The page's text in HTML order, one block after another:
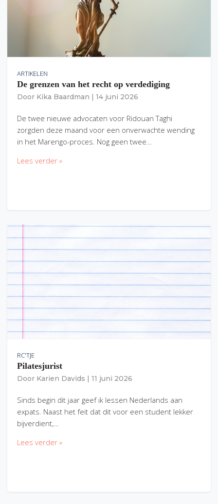
ARTIKELEN
De grenzen van het recht op verdediging
Door Kika Baardman 14 juni 2026
De twee nieuwe advocaten voor Ridouan Taghi
zorgden deze maand voor een onverwachte wending
in het Marengo-proces. Nog geen twee…
Lees verder »
RC'TJE
Pilatesjurist
Door Karien Davids 11 juni 2026
Sinds begin dit jaar geef ik lessen Nederlands aan
expats. Naast het feit dat dit voor een student lekker
bijverdient,…
Lees verder »